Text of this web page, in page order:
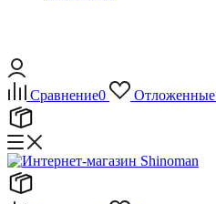
Сравнение0 Отложенные